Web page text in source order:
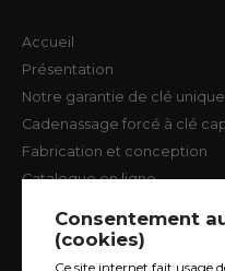
Accueil
Présentation
Notre garantie de clé unique
Cadenassage forcé à clé
Fabrication et conception
Catalogue en ligne
Nous joindre
Glossaire des termes
Consentement
(cookies)
Ce site internet fait usage